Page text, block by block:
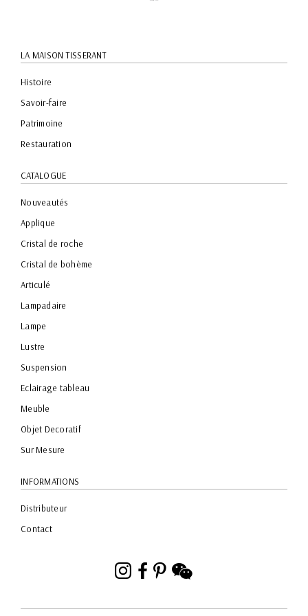
LA MAISON TISSERANT
Histoire
Savoir-faire
Patrimoine
Restauration
CATALOGUE
Nouveautés
Applique
Cristal de roche
Cristal de bohème
Articulé
Lampadaire
Lampe
Lustre
Suspension
Eclairage tableau
Meuble
Objet Decoratif
Sur Mesure
INFORMATIONS
Distributeur
Contact
Instagram
Facebook
Pinterest
WeChat